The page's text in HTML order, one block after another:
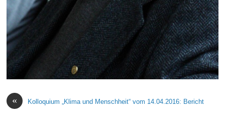
« Kolloquium „Klima und Menschheit“ vom 14.04.2016: Bericht